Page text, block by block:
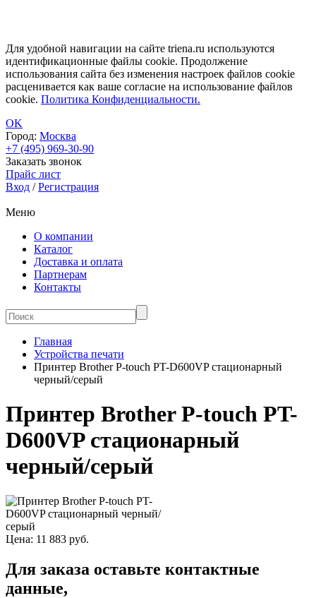
Для удобной навигации на сайте triena.ru используются
идентификационные файлы cookie. Продолжение
использования сайта без изменения настроек файлов cookie
расценивается как ваше согласие на использование файлов
cookie. Политика Конфиденциальности.
OK
Город: Москва
+7 (495) 969-30-90
Заказать звонок
Прайс лист
Вход /Регистрация
Меню
О компании
Каталог
Доставка и оплата
Партнерам
Контакты
Главная
Устройства печати
Принтер Brother P-touch PT-D600VP стационарный
черный/серый
Принтер Brother P-touch PT-
D600VP стационарный
черный/серый
Цена: 11 883 руб.
Для заказа оставьте контактные
данные,